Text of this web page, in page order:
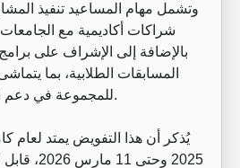
وتشمل مهام المساعيد تنفيذ
شراكات أكاديمية مع
بالإضافة إلى الإشراف على
المسابقات الطلابية، بما
للمجموعة في دعم التعليم والتطوير المهني.
2025 وحتى